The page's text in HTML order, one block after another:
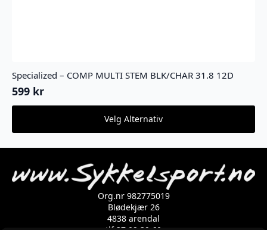
Specialized – COMP MULTI STEM BLK/CHAR 31.8 12D
599 kr
Velg Alternativ
Dette
har
Alternativene
kan
Org.nr 982775019
Blødekjær 26
4838 arendal